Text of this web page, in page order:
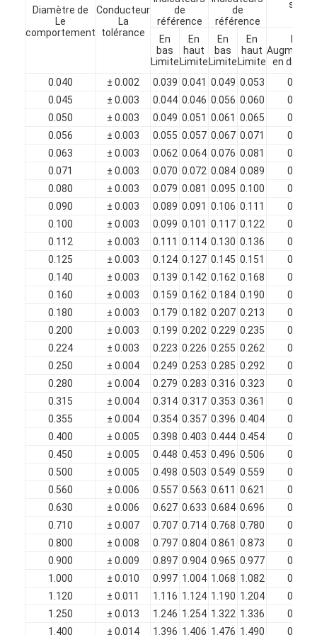
À propos de nous
Contrôle de qualité
Nous contacter
Nouvelles
Les affaires
Demandez un devis
fils ronds de cuivre émaillés
Fil de laminage en cuivre émaillé
Fil de cuivre isolé par émail
fils de cuivre plat émaillés
Fil recouvert de soie
fil de litz
Diamètre de
Le
comportement
Conducteur
La
tolérance
de
référence
de
référence
En
bas
Limite
En
haut
Limite
En
bas
Limite
En
haut
Limite
en
0.040
± 0.002 0.039 0.041 0.049 0.053
0.008
0.045
± 0.003 0.044 0.046 0.056 0.060
0.010
0.050
± 0.003 0.049 0.051 0.061 0.065
0.010
0.056
± 0.003 0.055 0.057 0.067 0.071
0.010
0.063
± 0.003 0.062 0.064 0.076 0.081
0.012
0.071
± 0.003 0.070 0.072 0.084 0.089
0.012
0.080
± 0.003 0.079 0.081 0.095 0.100
0.014
0.090
± 0.003 0.089 0.091 0.106 0.111
0.015
0.100
± 0.003 0.099 0.101 0.117 0.122
0.016
0.112
± 0.003 0.111 0.114 0.130 0.136
0.017
0.125
± 0.003 0.124 0.127 0.145 0.151
0.019
0.140
± 0.003 0.139 0.142 0.162 0.168
0.021
0.160
± 0.003 0.159 0.162 0.184 0.190
0.023
0.180
± 0.003 0.179 0.182 0.207 0.213
0.025
0.200
± 0.003 0.199 0.202 0.229 0.235
0.027
0.224
± 0.003 0.223 0.226 0.255 0.262
0.029
0.250
± 0.004 0.249 0.253 0.285 0.292
0.032
0.280
± 0.004 0.279 0.283 0.316 0.323
0.033
0.315
± 0.004 0.314 0.317 0.353 0.361
0.035
0.355
± 0.004 0.354 0.357 0.396 0.404
0.038
0.400
± 0.005 0.398 0.403 0.444 0.454
0.040
0.450
± 0.005 0.448 0.453 0.496 0.506
0.042
0.500
± 0.005 0.498 0.503 0.549 0.559
0.045
0.560
± 0.006 0.557 0.563 0.611 0.621
0.047
0.630
± 0.006 0.627 0.633 0.684 0.696
0.050
0.710
± 0.007 0.707 0.714 0.768 0.780
0.053
0.800
± 0.008 0.797 0.804 0.861 0.873
0.056
0.900
± 0.009 0.897 0.904 0.965 0.977
0.060
1.000
± 0.010 0.997 1.004 1.068 1.082
0.063
1.120
± 0.011 1.116 1.124 1.190 1.204
0.065
1.250
± 0.013 1.246 1.254 1.322 1.336
0.067
1.400
± 0.014 1.396 1.406 1.476 1.490
0.069